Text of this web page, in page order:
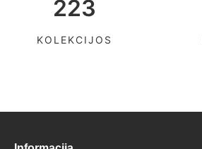
223
KOLEKCIJOS